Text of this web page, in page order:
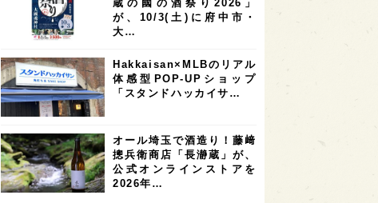
オーストラリア 台湾 アジア
SAKEの時代を生きる 1
全蔵めぐり 1 シンガポール 1 カナダ 1
1 熊本県 1
イギリス 1 ノルウェー 新宿区 1
歌舞伎町 1 沖縄県 1 鳥取県 1
saketimes_image_4 1
蔵の國の酒祭り2026」
が、10/3(土)に府中市・
大…
Hakkaisan×MLBのリアル
体感型POP-UPショップ
「スタンドハッカイサ…
オール埼玉で酒造り！藤﨑
摠兵衛商店「長瀞蔵」が、
公式オンラインストアを
2026年…